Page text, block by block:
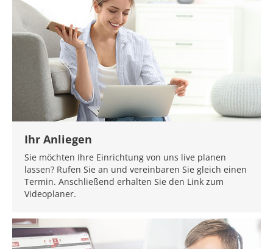
Ihr Anliegen
Sie möchten Ihre Einrichtung von uns live planen
lassen? Rufen Sie an und vereinbaren Sie gleich einen
Termin. Anschließend erhalten Sie den Link zum
Videoplaner.